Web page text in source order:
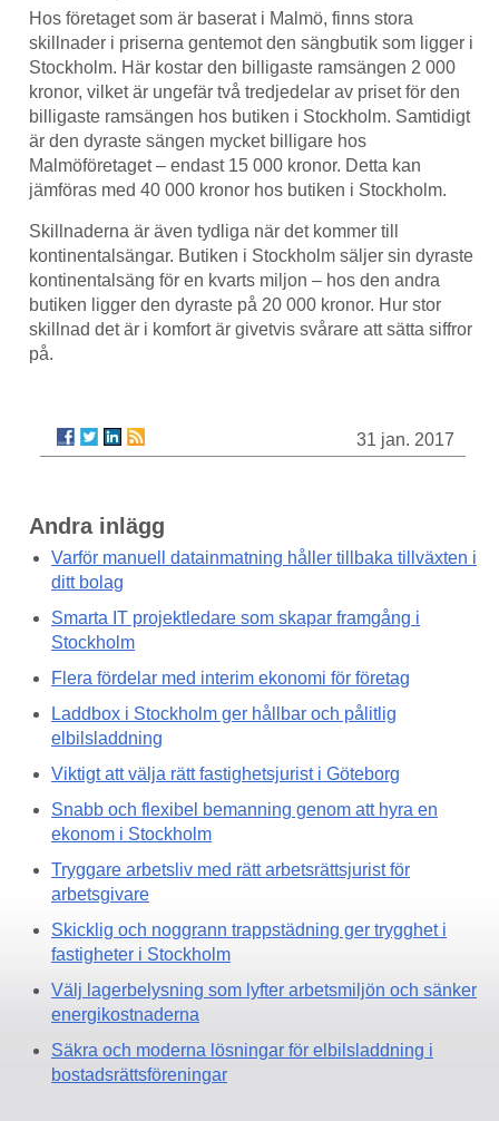
Hos företaget som är baserat i Malmö, finns stora
skillnader i priserna gentemot den sängbutik som ligger i
Stockholm. Här kostar den billigaste ramsängen 2 000
kronor, vilket är ungefär två tredjedelar av priset för den
billigaste ramsängen hos butiken i Stockholm. Samtidigt
är den dyraste sängen mycket billigare hos
Malmöföretaget – endast 15 000 kronor. Detta kan
jämföras med 40 000 kronor hos butiken i Stockholm.
Skillnaderna är även tydliga när det kommer till
kontinentalsängar. Butiken i Stockholm säljer sin dyraste
kontinentalsäng för en kvarts miljon – hos den andra
butiken ligger den dyraste på 20 000 kronor. Hur stor
skillnad det är i komfort är givetvis svårare att sätta siffror
på.
31 jan. 2017
Andra inlägg
Varför manuell datainmatning håller tillbaka tillväxten i
ditt bolag
Smarta IT projektledare som skapar framgång i
Stockholm
Flera fördelar med interim ekonomi för företag
Laddbox i Stockholm ger hållbar och pålitlig
elbilsladdning
Viktigt att välja rätt fastighetsjurist i Göteborg
Snabb och flexibel bemanning genom att hyra en
ekonom i Stockholm
Tryggare arbetsliv med rätt arbetsrättsjurist för
arbetsgivare
Skicklig och noggrann trappstädning ger trygghet i
fastigheter i Stockholm
Välj lagerbelysning som lyfter arbetsmiljön och sänker
energikostnaderna
Säkra och moderna lösningar för elbilsladdning i
bostadsrättsföreningar